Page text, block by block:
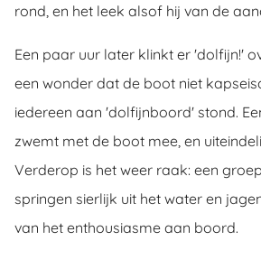
rond, en het leek alsof hij van de
Een paar uur later klinkt er 'dolfijn!'
een wonder dat de boot niet
iedereen aan 'dolfijnboord' stond.
zwemt met de boot mee, en
Verderop is het weer raak: een
springen sierlijk uit het water en
van het enthousiasme aan boord.